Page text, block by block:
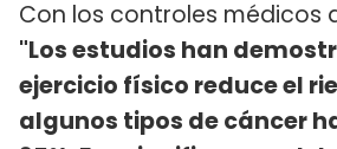
Con los controles médicos
"Los estudios han
ejercicio físico reduce el
algunos tipos de cáncer